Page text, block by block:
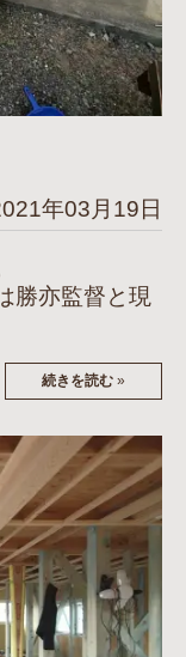
年03月19日
勝亦監督と現
続きを読む »